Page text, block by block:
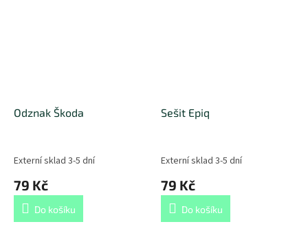
Odznak Škoda
Externí sklad 3-5 dní
79 Kč
Do košíku
Sešit Epiq
Externí sklad 3-5 dní
79 Kč
Do košíku